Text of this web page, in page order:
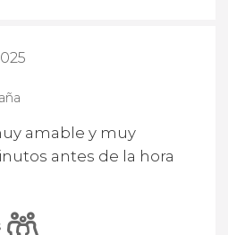
amable y muy
antes de la hora